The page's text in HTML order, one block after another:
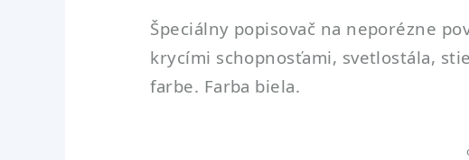
Špeciálny popisovač na neporézne
krycími schopnosťami, svetlostála,
farbe. Farba biela.